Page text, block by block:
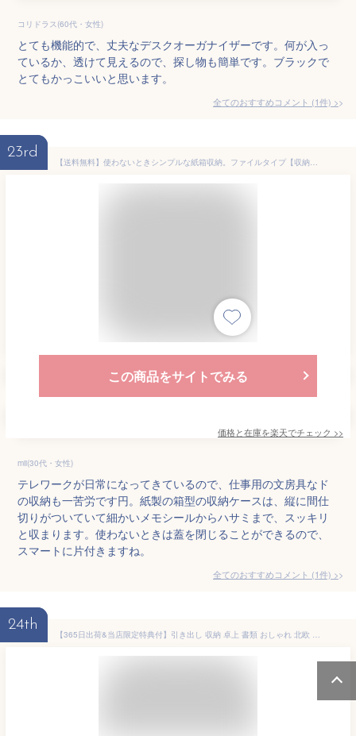
コリドラス(60代・女性)
とても機能的で、丈夫なデスクオーガナイザーです。何が入っ
ているか、透けて見えるので、探し物も簡単です。ブラックで
とてもかっこいいと思います。
全てのおすすめコメント (1件) >
23rd
【送料無料】使わないときシンプルな紙箱収納。ファイルタイプ【収納】LST-FA4NV【文具】ナカバヤシ ライフスタイルツール ファイル A4サイズ ネイビー LST-FA4NV【楽ギフ_包装】
この商品をサイトでみる
価格と在庫を楽天でチェック >>
mii(30代・女性)
テレワークが日常になってきているので、仕事用の文房具なド
の収納も一苦労です円。紙製の箱型の収納ケースは、縦に間仕
切りがついていて細かいメモシールからハサミまで、スッキリ
と収まります。使わないときは蓋を閉じることができるので、
スマートに片付きますね。
全てのおすすめコメント (1件) >
24th
【365日出荷&当店限定特典付】引き出し 収納 卓上 書類 おしゃれ 北欧 ファイル 木製 収納ボックス 収納ケース ファイルケース A4 FILE CASE 4段 5段 小物入れ 国産 日本製 ヤマト工芸